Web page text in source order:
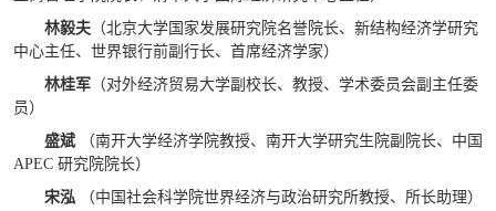
林毅夫（北京大学国家发展研究院名誉院长、新结构经济学研究
中心主任、世界银行前副行长、首席经济学家）
林桂军（对外经济贸易大学副校长、教授、学术委员会副主任委
员）
盛斌（南开大学经济学院教授、南开大学研究生院副院长、中国
APEC 研究院院长）
宋泓
（中国社会科学院世界经济与政治研究所教授、所长助理）